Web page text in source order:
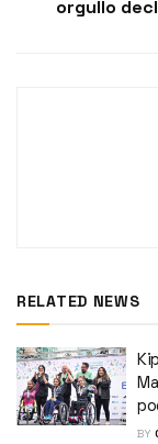
orgullo
RELATED NEWS
BY